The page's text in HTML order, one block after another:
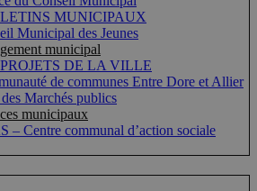
MUNICIPAUX
Municipal des Jeunes
municipal
DE LA VILLE
de communes Entre Dore et Allier
Marchés publics
municipaux
– Centre communal d’action sociale